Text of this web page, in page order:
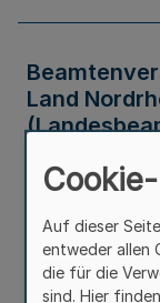
Land
Gesetz
Auf dieser
entweder allen
die für die
sind. Hier